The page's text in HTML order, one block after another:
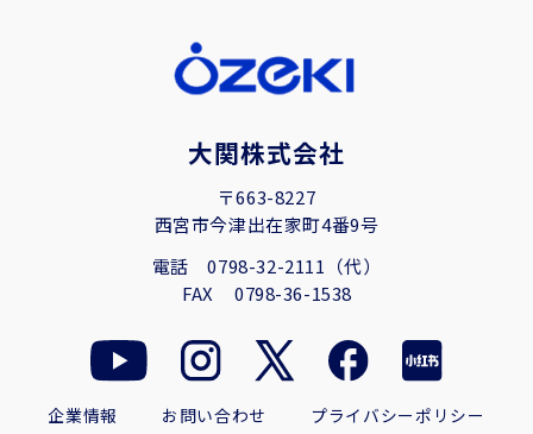
大関株式会社
〒663-8227
西宮市今津出在家町4番9号
電話0798-32-2111（代）
FAX 0798-36-1538
企業情報 お問い合わせ プライバシーポリシー